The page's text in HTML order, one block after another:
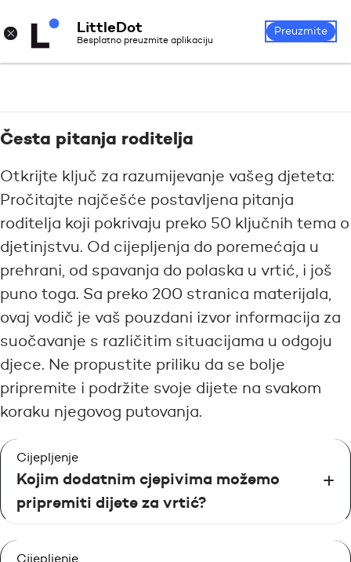
Prijava
Česta pitanja roditelja
Otkrijte ključ za razumijevanje vašeg djeteta:
Pročitajte najčešće postavljena pitanja
roditelja koji pokrivaju preko 50 ključnih tema o
djetinjstvu. Od cijepljenja do poremećaja u
prehrani, od spavanja do polaska u vrtić, i još
puno toga. Sa preko 200 stranica materijala,
ovaj vodič je vaš pouzdani izvor informacija za
suočavanje s različitim situacijama u odgoju
djece. Ne propustite priliku da se bolje
pripremite i podržite svoje dijete na svakom
koraku njegovog putovanja.
Cijepljenje
Kojim dodatnim cjepivima možemo
pripremiti dijete za vrtić?
Cijepljenje
× LittleDot
Besplatno preuzmite aplikaciju
Preuzmite